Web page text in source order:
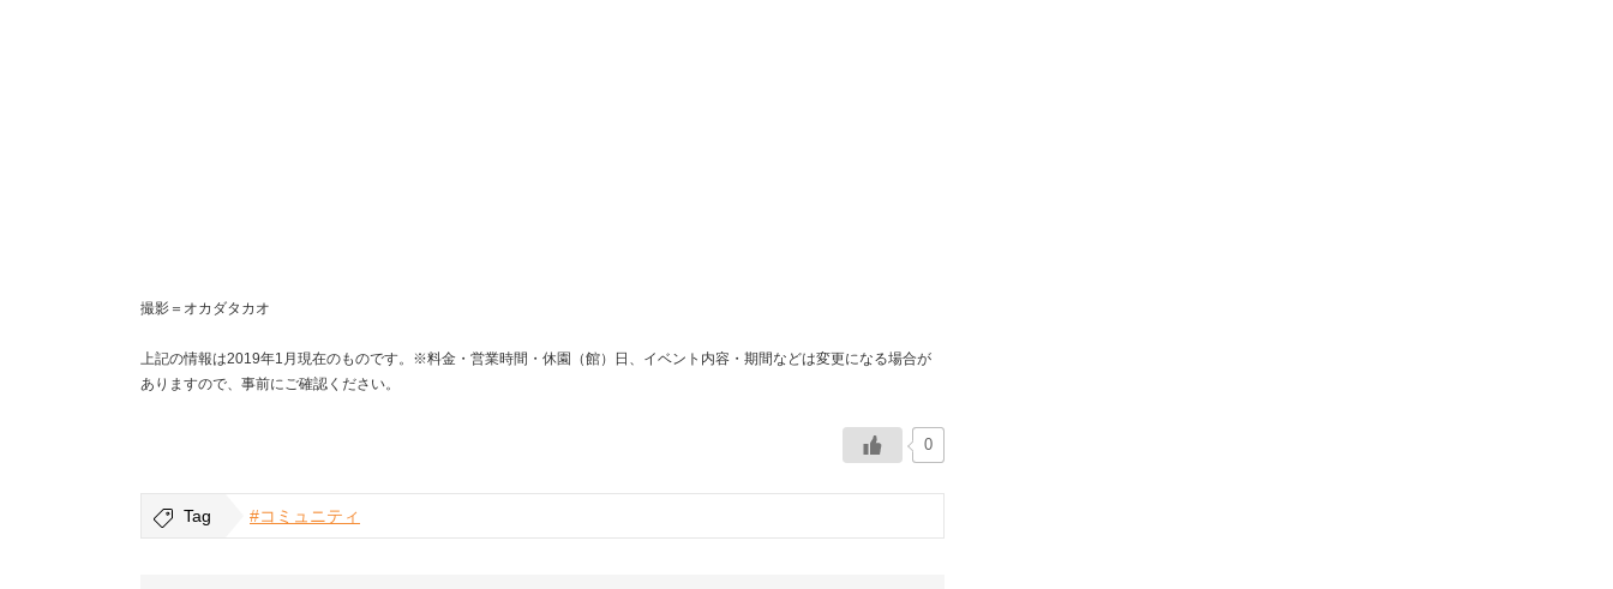
撮影＝オカダタカオ
上記の情報は2019年1月現在のものです。※料金・営業時間・休園（館）日、イベント内容・期間などは変更になる場合が
ありますので、事前にご確認ください。
0
Tag #コミュニティ